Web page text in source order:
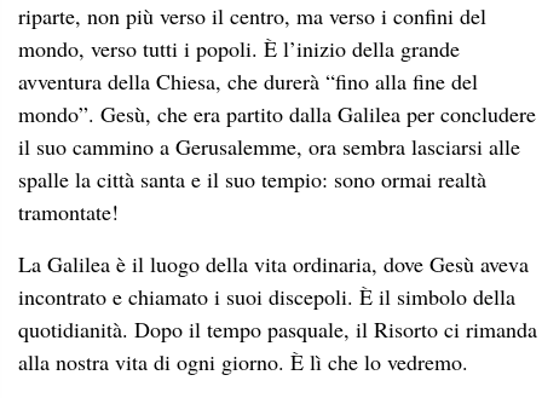
riparte, non più verso il centro, ma verso i confini del
mondo, verso tutti i popoli. È l’inizio della grande
avventura della Chiesa, che durerà “fino alla fine del
mondo”. Gesù, che era partito dalla Galilea per concludere
il suo cammino a Gerusalemme, ora sembra lasciarsi alle
spalle la città santa e il suo tempio: sono ormai realtà
tramontate!
La Galilea è il luogo della vita ordinaria, dove Gesù aveva
incontrato e chiamato i suoi discepoli. È il simbolo della
quotidianità. Dopo il tempo pasquale, il Risorto ci rimanda
alla nostra vita di ogni giorno. È lì che lo vedremo.